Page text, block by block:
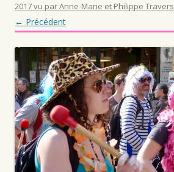
2017 vu par Anne-Marie et Philippe Travers
← Précédent